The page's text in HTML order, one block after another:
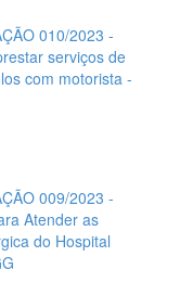
010/2023 -
serviços de
com motorista -
009/2023 -
Atender as
do Hospital